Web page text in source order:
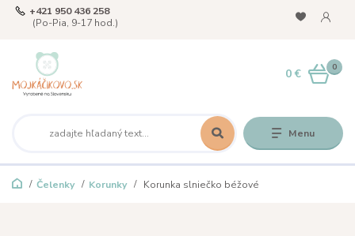
Menu
+421 950 436 258
(Po-Pia, 9-17 hod.)
0
0 €
Čelenky Korunky Korunka slniečko béžové